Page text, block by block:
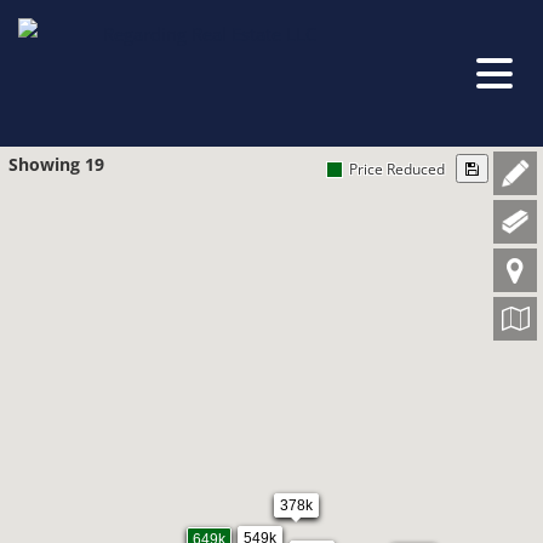
378k
549k
649k
Showing 19 Price Reduced